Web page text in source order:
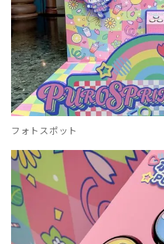
フォトスポット